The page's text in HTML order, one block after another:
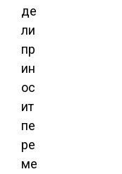
де
ли
пр
ин
ос
ит
пе
ре
ме